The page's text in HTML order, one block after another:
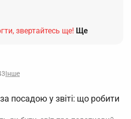
звертайтесь ще! Ще
Інше
посадою у звіті: що робити